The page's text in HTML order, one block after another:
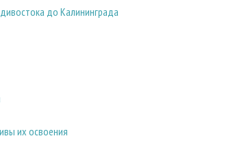
до Калининграда
их освоения